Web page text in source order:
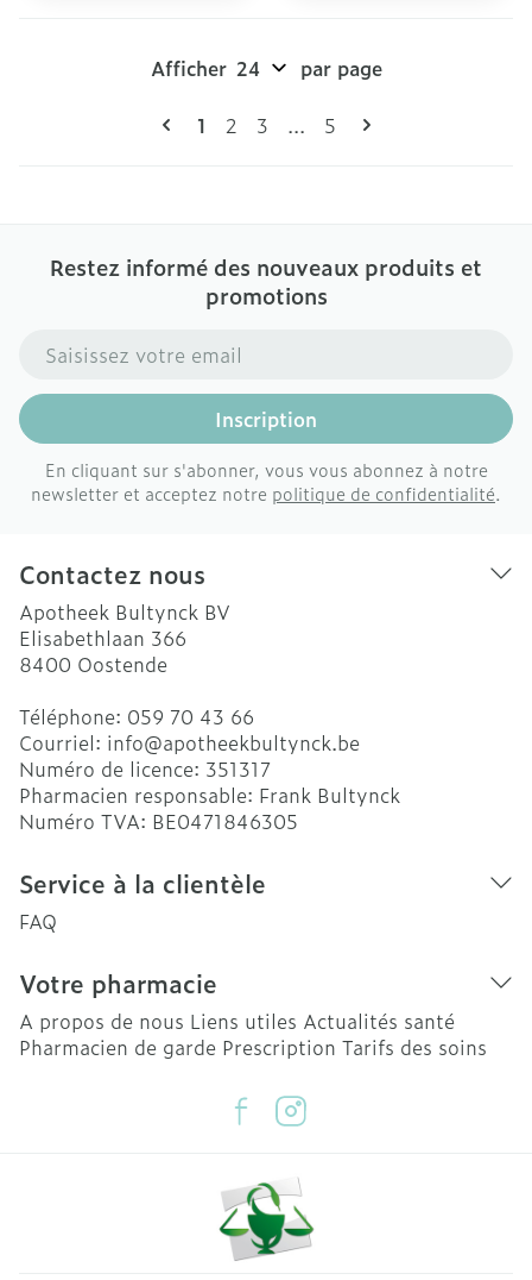
Pages
Vous lisez actuellement la page
1 Page
2 Page
3 ... Page
5
Afficher par page
Restez informé des nouveaux produits et
promotions
Adresse mail
Inscription
En cliquant sur s'abonner, vous vous abonnez à notre
newsletter et acceptez notre politique de confidentialité.
Contactez nous
Apotheek Bultynck BV
Elisabethlaan 366
8400 Oostende
Téléphone: 059 70 43 66
Courriel: info@apotheekbultynck.be
Numéro de licence: 351317
Pharmacien responsable: Frank Bultynck
Numéro TVA: BE0471846305
Service à la clientèle
FAQ
Votre pharmacie
A propos de nous Liens utiles Actualités santé
Pharmacien de garde Prescription Tarifs des soins